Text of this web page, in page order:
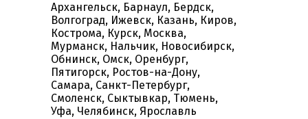
Архангельск, Барнаул, Бердск,
Волгоград, Ижевск, Казань, Киров,
Кострома, Курск, Москва,
Мурманск, Нальчик, Новосибирск,
Обнинск, Омск, Оренбург,
Пятигорск, Ростов-на-Дону,
Самара, Санкт-Петербург,
Смоленск, Сыктывкар, Тюмень,
Уфа, Челябинск, Ярославль